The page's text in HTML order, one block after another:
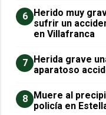
6 Herido muy
sufrir un
en Villafranca
7 Herida grave
aparatoso
8 Muere al
policía en